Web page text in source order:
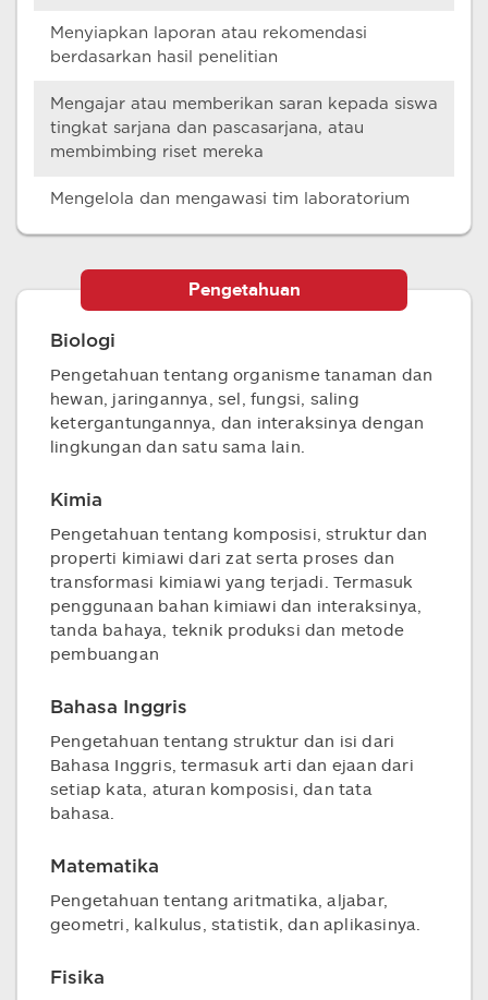
Menyiapkan laporan atau rekomendasi
berdasarkan hasil penelitian
Mengajar atau memberikan saran kepada siswa
tingkat sarjana dan pascasarjana, atau
membimbing riset mereka
Mengelola dan mengawasi tim laboratorium
Pengetahuan
Biologi
Pengetahuan tentang organisme tanaman dan
hewan, jaringannya, sel, fungsi, saling
ketergantungannya, dan interaksinya dengan
lingkungan dan satu sama lain.
Kimia
Pengetahuan tentang komposisi, struktur dan
properti kimiawi dari zat serta proses dan
transformasi kimiawi yang terjadi. Termasuk
penggunaan bahan kimiawi dan interaksinya,
tanda bahaya, teknik produksi dan metode
pembuangan
Bahasa Inggris
Pengetahuan tentang struktur dan isi dari
Bahasa Inggris, termasuk arti dan ejaan dari
setiap kata, aturan komposisi, dan tata
bahasa.
Matematika
Pengetahuan tentang aritmatika, aljabar,
geometri, kalkulus, statistik, dan aplikasinya.
Fisika